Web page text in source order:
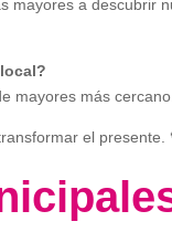
mayores a descubrir
mayores más cercano.
el presente.